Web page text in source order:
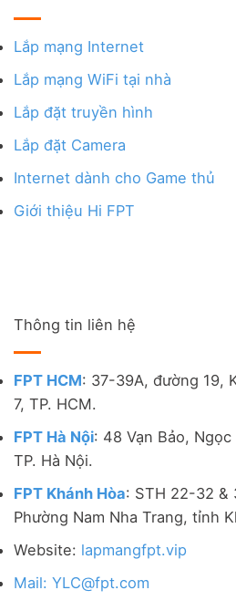
Lắp mạng Internet
Lắp mạng WiFi tại nhà
Lắp đặt truyền hình
Lắp đặt Camera
Internet dành cho Game thủ
Giới thiệu Hi FPT
Thông tin liên hệ
FPT HCM: 37-39A, đường 19,
7, TP. HCM.
FPT Hà Nội: 48 Vạn Bảo,
TP. Hà Nội.
FPT Khánh Hòa: STH 22-32 &
Phường Nam Nha Trang, tỉnh
Website: lapmangfpt.vip
Mail: YLC@fpt.com